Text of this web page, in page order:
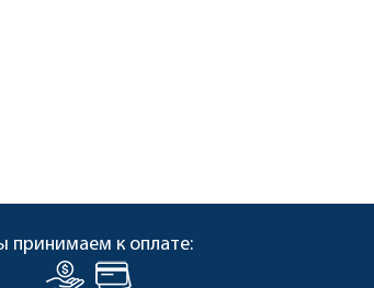
принимаем к оплате: